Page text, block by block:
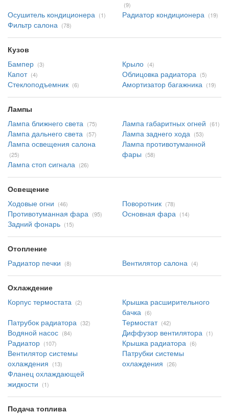
(9)
Осушитель кондиционера (1) Радиатор кондиционера (19)
Фильтр салона (78)
Кузов
Бампер (3) Крыло (4)
Капот (4) Облицовка радиатора (5)
Стеклоподъемник (6) Амортизатор багажника (19)
Лампы
Лампа ближнего света (75) Лампа габаритных огней (61)
Лампа дальнего света (57) Лампа заднего хода (53)
Лампа освещения салона
(25)
Лампа противотуманной
фары (58)
Лампа стоп сигнала (26)
Освещение
Ходовые огни (46) Поворотник (78)
Противотуманная фара (95) Основная фара (14)
Задний фонарь (15)
Отопление
Радиатор печки (8) Вентилятор салона (4)
Охлаждение
Корпус термостата (2)
Крышка расширительного
бачка (6)
Патрубок радиатора (32) Термостат (42)
Водяной насос (84) Диффузор вентилятора (1)
Радиатор (107) Крышка радиатора (6)
Вентилятор системы
охлаждения (13)
Патрубки системы
охлаждения (26)
Фланец охлаждающей
жидкости (1)
Подача топлива